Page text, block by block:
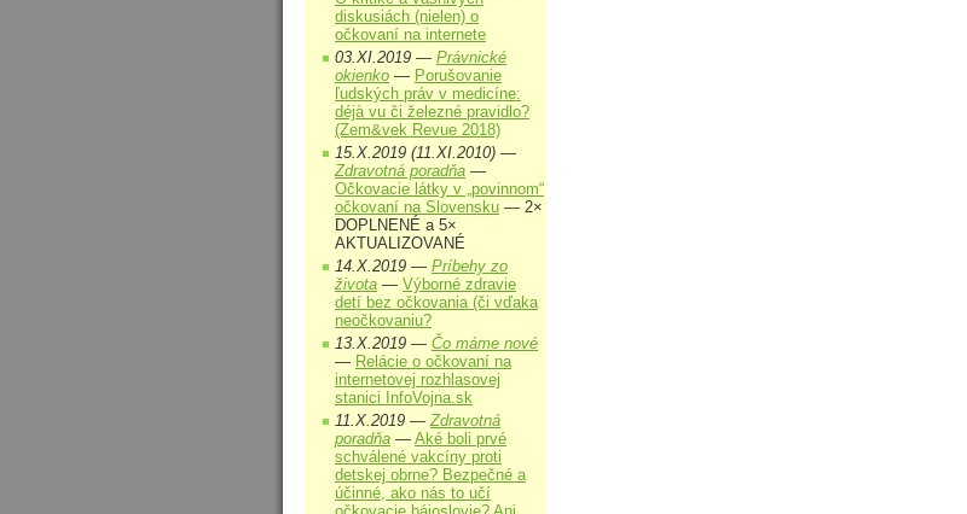
diskusiách (nielen) o
očkovaní na internete
03.XI.2019 — Právnické
okienko — Porušovanie
ľudských práv v medicíne:
déjà vu či železné pravidlo?
(Zem&vek Revue 2018)
15.X.2019 (11.XI.2010) —
Zdravotná poradňa —
Očkovacie látky v „povinnom“
očkovaní na Slovensku — 2×
DOPLNENÉ a 5×
AKTUALIZOVANÉ
14.X.2019 — Príbehy zo
života — Výborné zdravie
detí bez očkovania (či vďaka
neočkovaniu?
13.X.2019 — Čo máme nové
— Relácie o očkovaní na
internetovej rozhlasovej
stanici InfoVojna.sk
11.X.2019 —Zdravotná
poradňa — Aké boli prvé
schválené vakcíny proti
detskej obrne? Bezpečné a
účinné, ako nás to učí